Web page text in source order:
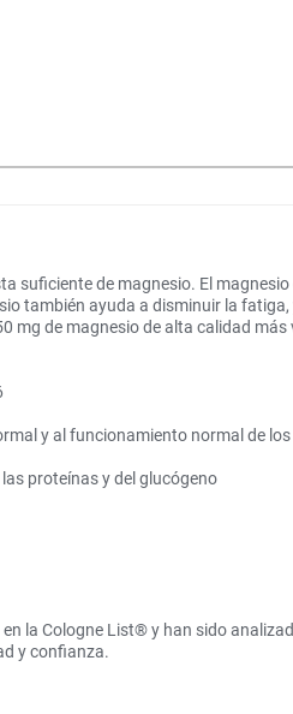
suficiente de magnesio. El
también ayuda a disminuir la
mg de magnesio de alta calidad
y al funcionamiento normal de
proteínas y del glucógeno
la Cologne List® y han sido
y confianza.